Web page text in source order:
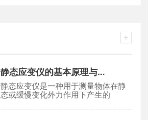
静态应变仪的基本原理与...
静态应变仪是一种用于测量物体在静
态或缓慢变化外力作用下产生的